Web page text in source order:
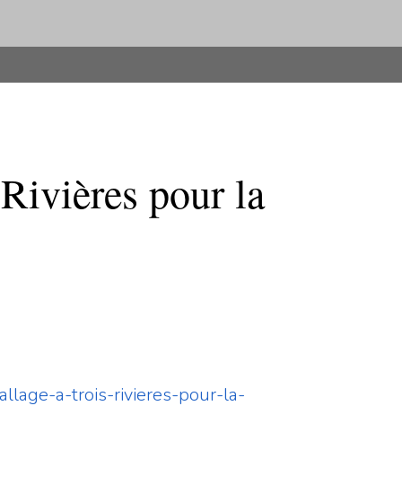
pour la
a-trois-rivieres-pour-la-